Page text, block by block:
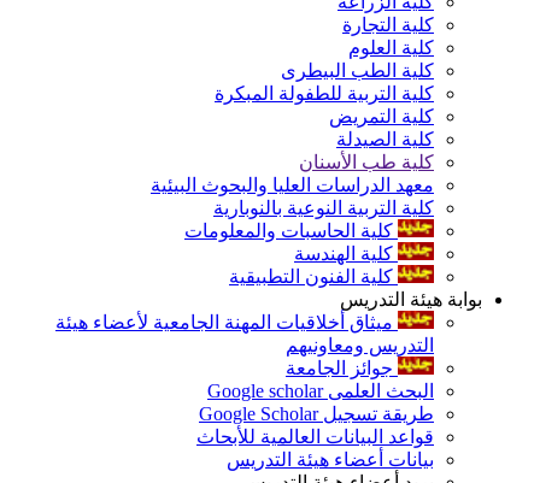
كلية التجارة
كلية العلوم
كلية الطب البيطرى
كلية التربية للطفولة المبكرة
كلية التمريض
كلية الصيدلة
كلية طب الأسنان
معهد الدراسات العليا والبحوث البيئية
كلية التربية النوعية بالنوبارية
كلية الحاسبات والمعلومات
كلية الهندسة
كلية الفنون التطبيقية
بوابة هيئة التدريس
ميثاق أخلاقيات المهنة الجامعية لأعضاء هيئة
التدريس ومعاونيهم
جوائز الجامعة
البحث العلمى Google scholar
طريقة تسجيل Google Scholar
قواعد البيانات العالمية للأبحاث
بيانات أعضاء هيئة التدريس